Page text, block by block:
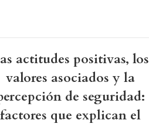
actitudes positivas, los
valores asociados y la
de seguridad:
factores que explican el